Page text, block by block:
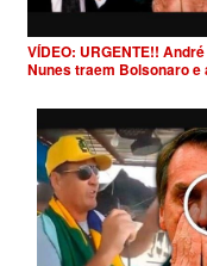
VÍDEO: URGENTE!!
Nunes traem Bolsonaro e